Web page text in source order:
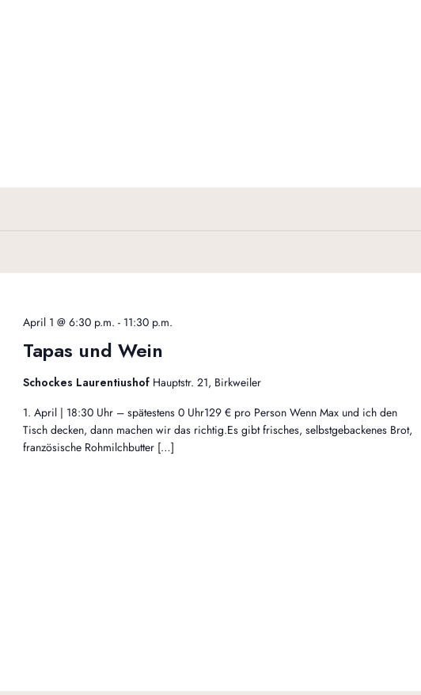
Tapas und Wein
April 1 @ 6:30 p.m. - 11:30 p.m.
Schockes Laurentiushof Hauptstr. 21, Birkweiler
1. April | 18:30 Uhr – spätestens 0 Uhr129 € pro Person Wenn Max und ich den
Tisch decken, dann machen wir das richtig.Es gibt frisches, selbstgebackenes Brot,
französische Rohmilchbutter […]